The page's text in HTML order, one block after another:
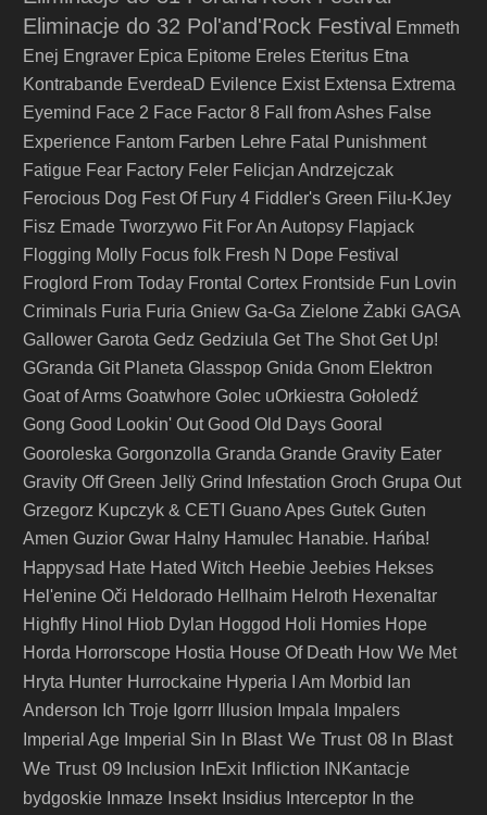
Eliminacje do 32 Pol'and'Rock Festival Emmeth
Enej Engraver Epica Epitome Ereles Eteritus Etna
Kontrabande EverdeaD Evilence Exist Extensa Extrema
Eyemind Face 2 Face Factor 8 Fall from Ashes False
Experience Fantom Farben Lehre Fatal Punishment
Fatigue Fear Factory Feler Felicjan Andrzejczak
Ferocious Dog Fest Of Fury 4 Fiddler's Green Filu-KJey
Fisz Emade Tworzywo Fit For An Autopsy Flapjack
Flogging Molly Focus folk Fresh N Dope Festival
Froglord From Today Frontal Cortex Frontside Fun Lovin
Criminals Furia Furia Gniew Ga-Ga Zielone Żabki GAGA
Gallower Garota Gedz Gedziula Get The Shot Get Up!
GGranda Git Planeta Glasspop Gnida Gnom Elektron
Goat of Arms Goatwhore Golec uOrkiestra Gołoledź
Gong Good Lookin' Out Good Old Days Gooral
Gooroleska Gorgonzolla Granda Grande Gravity Eater
Gravity Off Green Jellÿ Grind Infestation Groch Grupa Out
Grzegorz Kupczyk & CETI Guano Apes Gutek Guten
Amen Guzior Gwar Halny Hamulec Hanabie. Hańba!
Happysad Hate Hated Witch Heebie Jeebies Hekses
Hel'enine Oči Heldorado Hellhaim Helroth Hexenaltar
Highfly Hinol Hiob Dylan Hoggod Holi Homies Hope
Horda Horrorscope Hostia House Of Death How We Met
Hryta Hunter Hurrockaine Hyperia I Am Morbid Ian
Anderson Ich Troje Igorrr Illusion Impala Impalers
Imperial Age Imperial Sin In Blast We Trust 08 In Blast
We Trust 09 Inclusion InExit Infliction INKantacje
bydgoskie Inmaze Insekt Insidius Interceptor In the